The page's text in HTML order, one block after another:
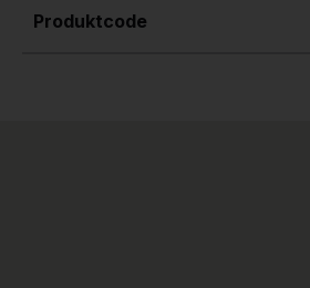
Produktcode